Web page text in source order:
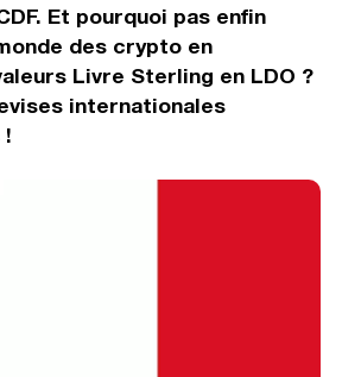
Et pourquoi pas enfin
des crypto en
Livre Sterling en LDO ?
internationales
!